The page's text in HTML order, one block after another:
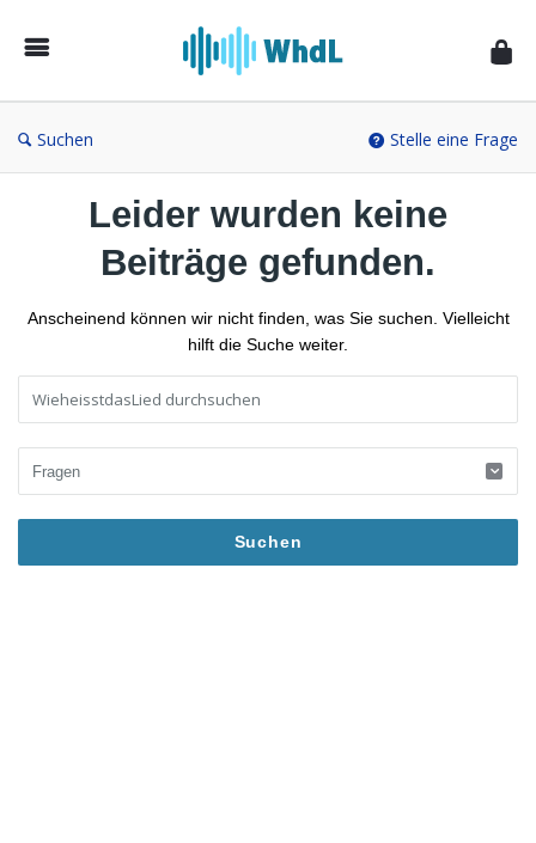
von
Suchen Stelle eine Frage
Leider wurden keine
Beiträge gefunden.
Anscheinend können wir nicht finden, was Sie suchen. Vielleicht
hilft die Suche weiter.